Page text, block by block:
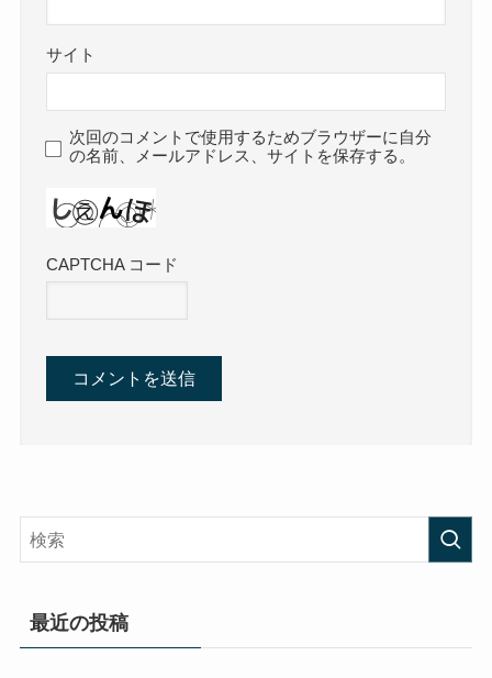
サイト
次回のコメントで使用するためブラウザーに自分
の名前、メールアドレス、サイトを保存する。
CAPTCHA コード
最近の投稿